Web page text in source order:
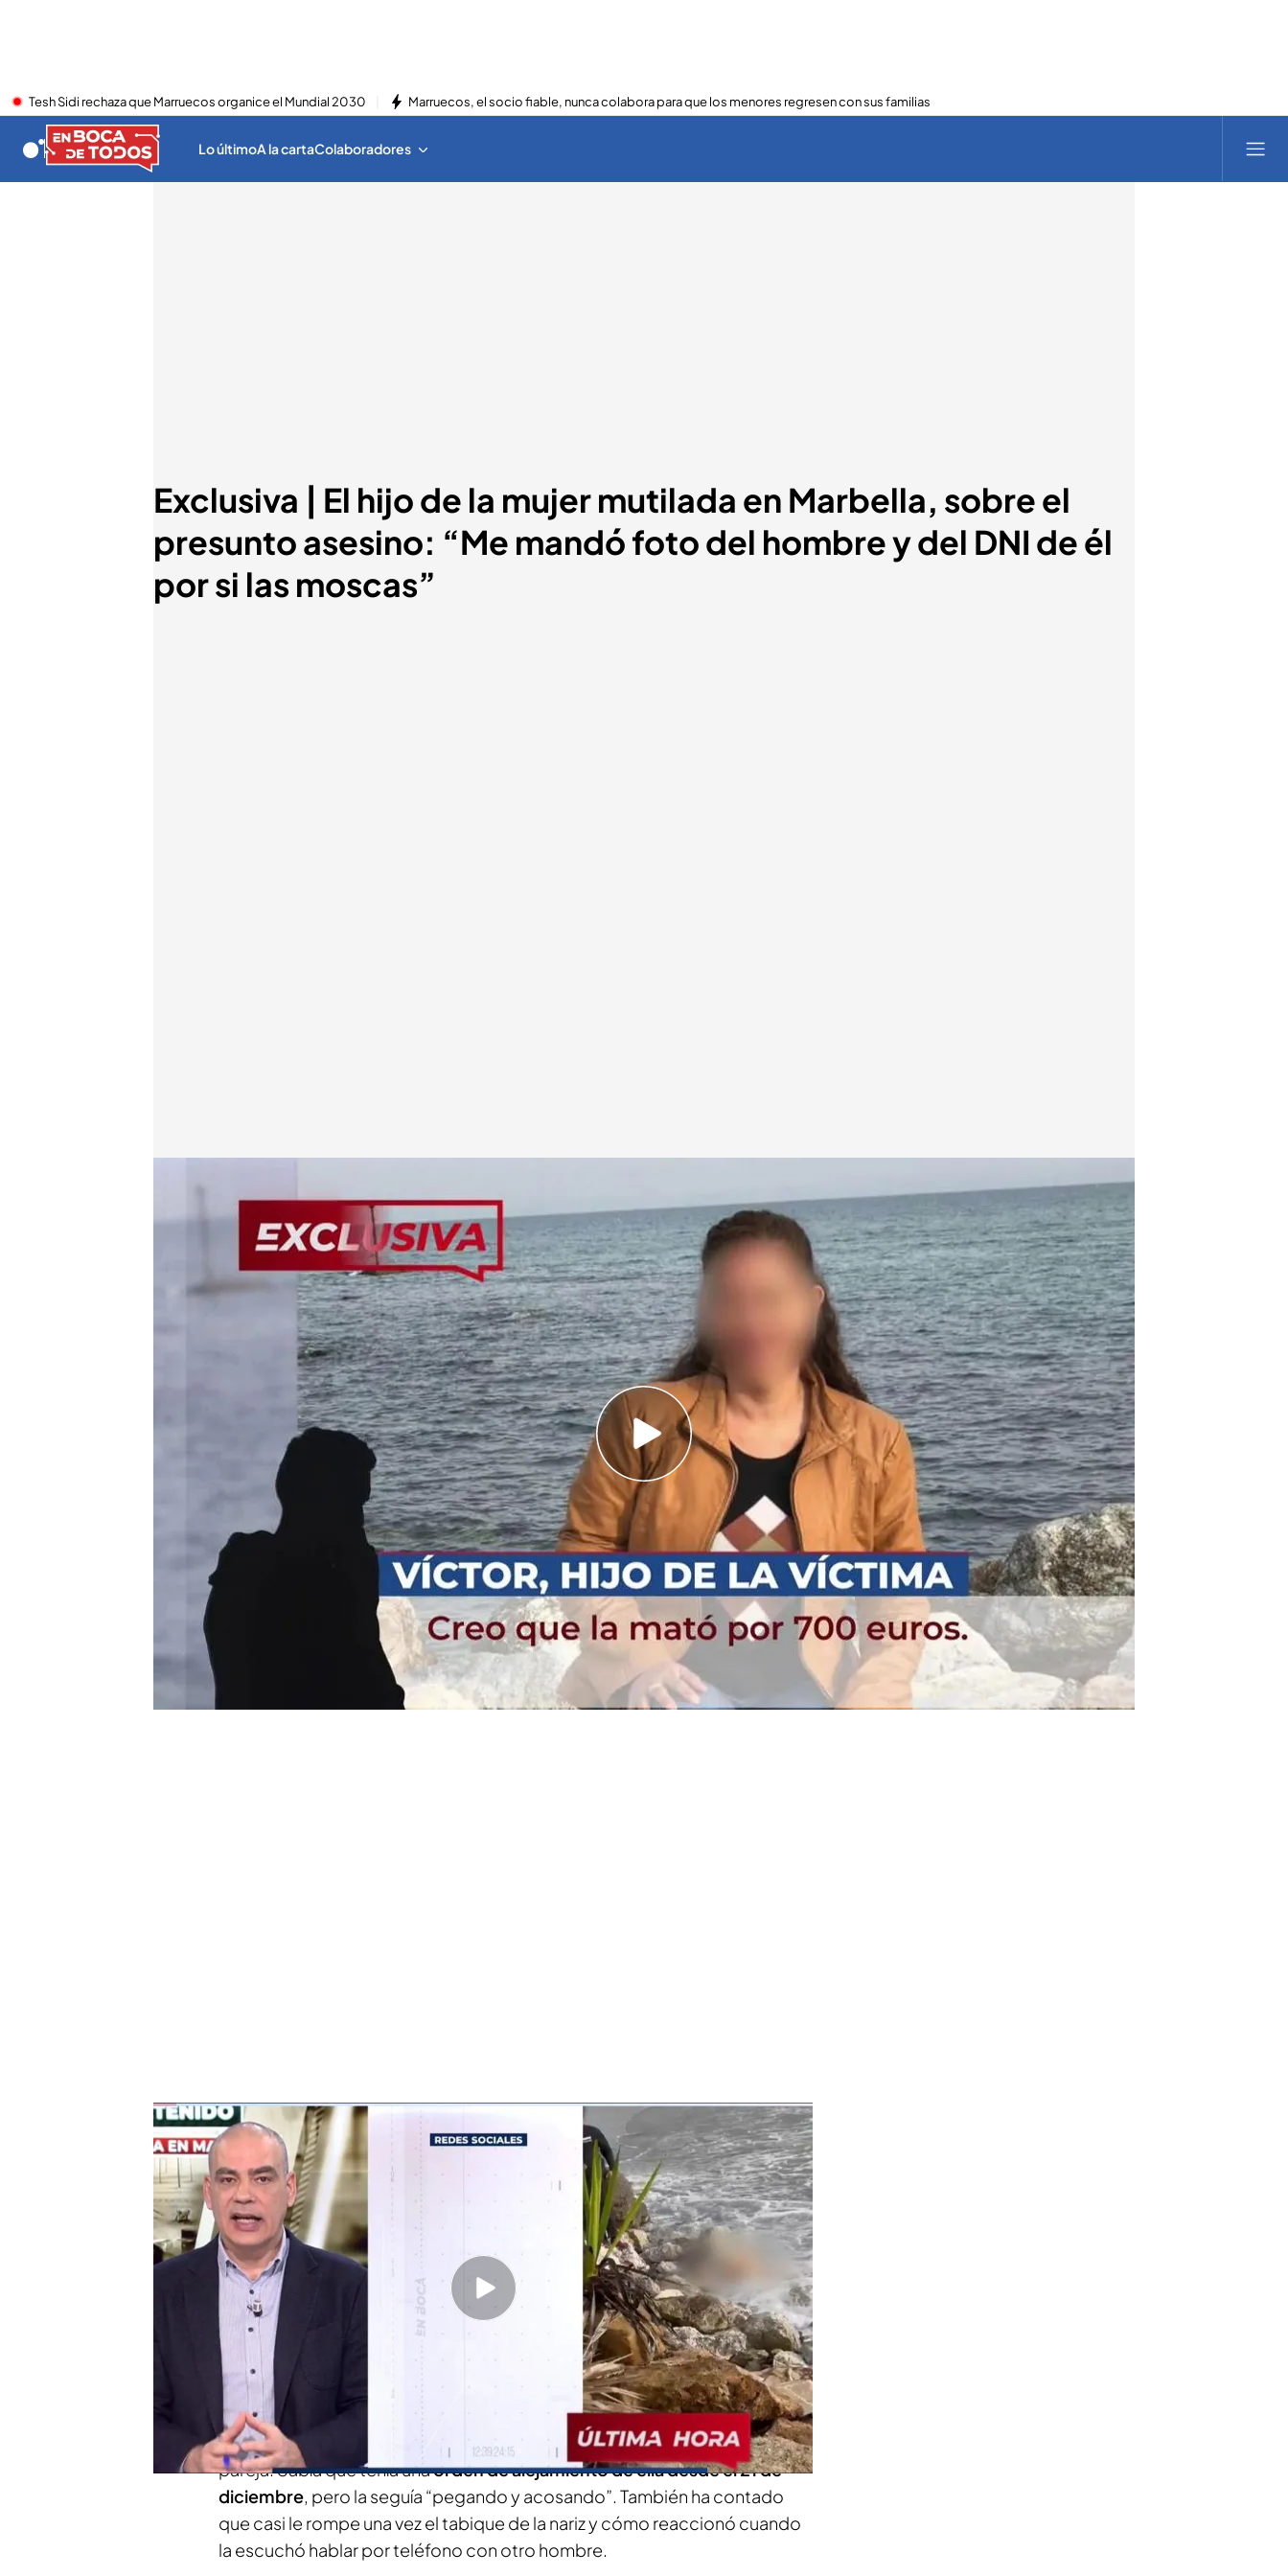
Tesh Sidi rechaza que Marruecos organice el Mundial 2030 Marruecos, el socio fiable, nunca colabora para que los menores regresen con sus familias
Lo últimoA la cartaColaboradores
Exclusiva | El hijo de la mujer mutilada en Marbella, sobre el
presunto asesino: “Me mandó foto del hombre y del DNI de él
por si las moscas”
En boca de todos
13 ENE 2023 - 14:14h.
La expareja de Natalia, la mujer encontrada sin cabeza ni manos en una
playa de Marbella, confesó el crimen este jueves
Nacho Abad ha hablado en exclusiva con Víctor, el hijo de Natalia
El presunto asesino tenía una orden de alejamiento de ella desde el 21
de diciembre
Compartir
expareja de Natalia, lamujer encontrada sin cabeza ni manos en una
, confesó el crimen este jueves. Afirmó quela mató, que
para que no se pudiera identificar el cuerpo y luego arrojó su
cuerpo al mar. Tenía una orden de alejamiento de ella por violencia
La expareja de la mujer mutilada en Marbella confiesa el crimen: dice que la mató y la descuartizó
PUEDE INTERESARTE
El hermano de la mujer mutilada en Marbella reconoce el cadáver: “Es el cuerpo
de mi hermana, lo conozco perfectamente”
Nacho Abad ha hablado en exclusiva con Víctor, el hijo de Natalia,que
vive en Colombia y llevaba cinco años sin poder ver a su madre, que se
había venido a España a trabajar. Mandaba dinero a su familia, gracias al
cual su hijo pudo sacarse una carrera.
Natalia le había contado a su hijo la situación que vivía con el que fuera su
pareja. Sabía que tenía unaorden de alejamiento de ella desde el 21 de
diciembre, pero la seguía “pegando y acosando”. También ha contado
que casi le rompe una vez el tabique de la nariz y cómo reaccionó cuando
la escuchó hablar por teléfono con otro hombre.